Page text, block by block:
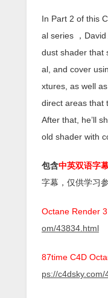
In Part 2 of this
al series ，
dust shader that
al, and cover
xtures, as well
direct areas that
After that, he’ll
old shader with
包含中英双语字
字幕，仅供学习
Octane Render
om/43834.html
87time C4D
ps://